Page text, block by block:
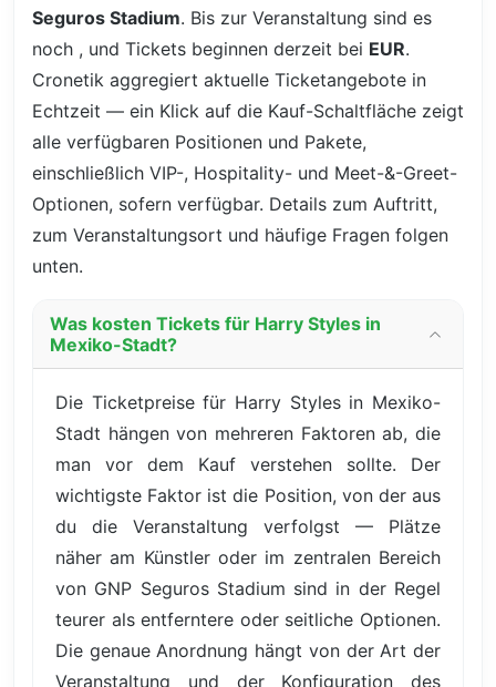
Seguros Stadium. Bis zur Veranstaltung sind es
noch , und Tickets beginnen derzeit bei EUR.
Cronetik aggregiert aktuelle Ticketangebote in
Echtzeit — ein Klick auf die Kauf-Schaltfläche zeigt
alle verfügbaren Positionen und Pakete,
einschließlich VIP-, Hospitality- und Meet-&-Greet-
Optionen, sofern verfügbar. Details zum Auftritt,
zum Veranstaltungsort und häufige Fragen folgen
unten.
Was kosten Tickets für Harry Styles in
Mexiko-Stadt?
Die Ticketpreise für Harry Styles in Mexiko-
Stadt hängen von mehreren Faktoren ab, die
man vor dem Kauf verstehen sollte. Der
wichtigste Faktor ist die Position, von der aus
du die Veranstaltung verfolgst — Plätze
näher am Künstler oder im zentralen Bereich
von GNP Seguros Stadium sind in der Regel
teurer als entferntere oder seitliche Optionen.
Die genaue Anordnung hängt von der Art der
Veranstaltung und der Konfiguration des